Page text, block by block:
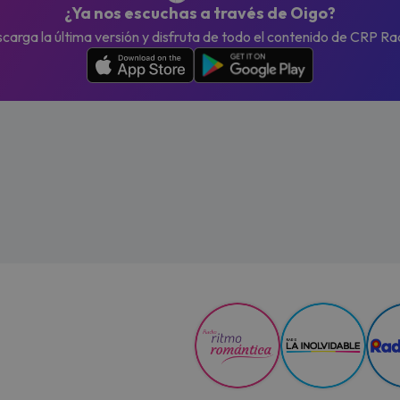
¿Ya nos escuchas a través de Oigo?
la última versión y disfruta de todo el contenido de CRP